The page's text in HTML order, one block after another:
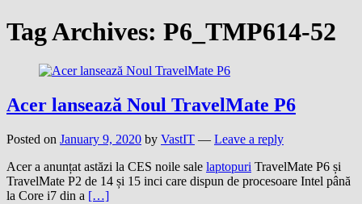
Tag Archives: P6_TMP614-52
Acer lansează Noul TravelMate P6
Posted on January 9, 2020 by VastIT — Leave a reply
Acer a anunțat astăzi la CES noile sale laptopuri TravelMate P6 și
TravelMate P2 de 14 și 15 inci care dispun de procesoare Intel până
la Core i7 din a […]